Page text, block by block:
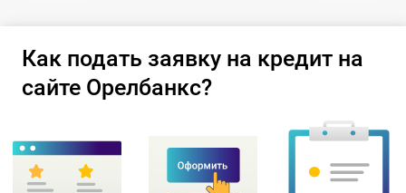
Как подать заявку на кредит на
сайте Орелбанкс?